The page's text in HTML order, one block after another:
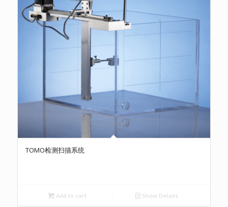
TOMO检测扫描系统
Add to cart Show Details